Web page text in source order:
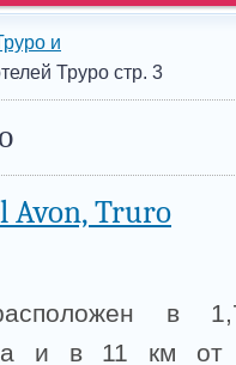
и
Труро стр. 3
Avon, Truro
в
и в 11 км от